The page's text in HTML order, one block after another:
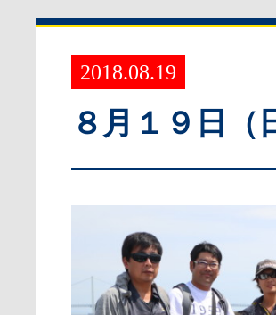
2018.08.19
８月１９日（